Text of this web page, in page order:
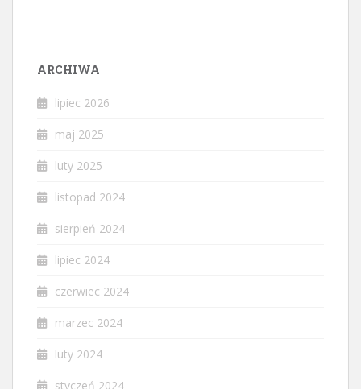
ARCHIWA
lipiec 2026
maj 2025
luty 2025
listopad 2024
sierpień 2024
lipiec 2024
czerwiec 2024
marzec 2024
luty 2024
styczeń 2024